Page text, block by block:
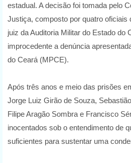
estadual. A decisão foi tomada pelo
Justiça, composto por quatro oficiais
juiz da Auditoria Militar do Estado do
improcedente a denúncia
do Ceará (MPCE).
Após três anos e meio das prisões
Jorge Luiz Girão de Souza,
Filipe Aragão Sombra e Francisco
inocentados sob o entendimento de
suficientes para sustentar uma